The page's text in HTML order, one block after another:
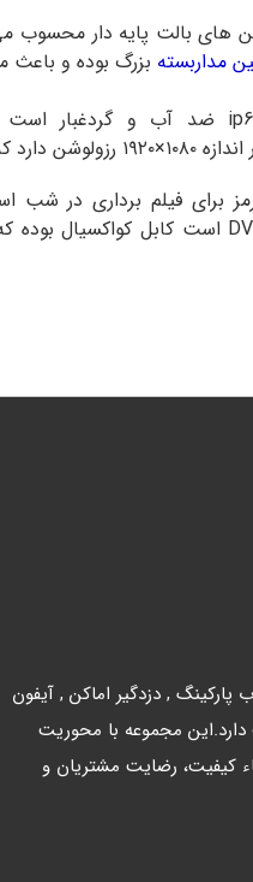
های بالت پایه دار
مداربسته بزرگ بوده و
, دزدگیر اماکن , آیفون
دارد.این مجموعه با محوریت
کیفیت، رضایت مشتریان و